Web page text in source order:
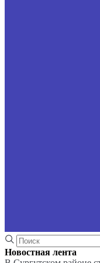
Новостная лента